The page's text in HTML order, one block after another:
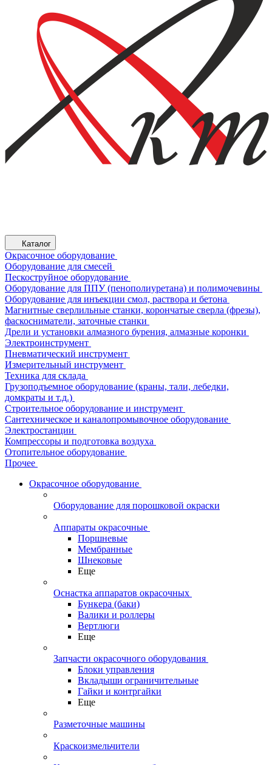
Каталог
Окрасочное оборудование
Оборудование для смесей
Пескоструйное оборудование
Оборудование для ППУ (пенополиуретана) и полимочевины
Оборудование для инъекции смол, раствора и бетона
Магнитные сверлильные станки, корончатые сверла (фрезы),
фаскосниматели, заточные станки
Дрели и установки алмазного бурения, алмазные коронки
Электроинструмент
Пневматический инструмент
Измерительный инструмент
Техника для склада
Грузоподъемное оборудование (краны, тали, лебедки,
домкраты и т.д.)
Строительное оборудование и инструмент
Сантехническое и каналопромывочное оборудование
Электростанции
Компрессоры и подготовка воздуха
Отопительное оборудование
Прочее
Окрасочное оборудование
Оборудование для порошковой окраски
Аппараты окрасочные
Поршневые
Мембранные
Шнековые
Еще
Оснастка аппаратов окрасочных
Бункера (баки)
Валики и роллеры
Вертлюги
Еще
Запчасти окрасочного оборудования
Блоки управления
Вкладыши ограничительные
Гайки и контргайки
Еще
Разметочные машины
Краскоизмельчители